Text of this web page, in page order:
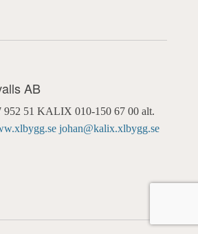
AB
952 51 KALIX 010-150 67 00 alt.
johan@kalix.xlbygg.se